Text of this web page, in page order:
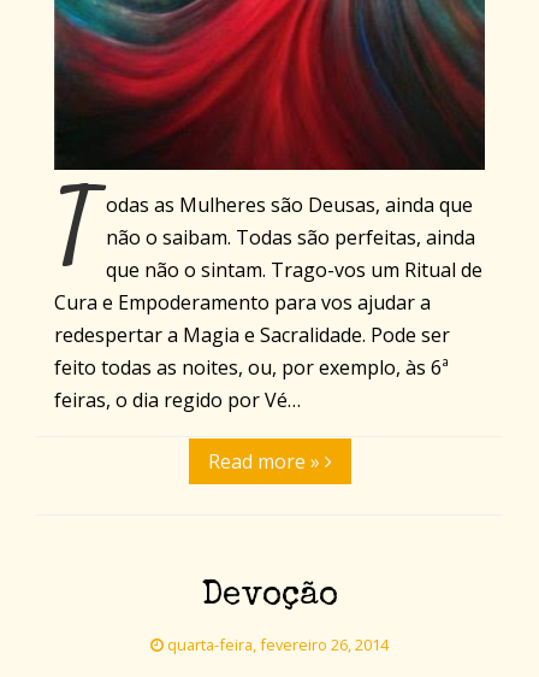
T odas as Mulheres são Deusas, ainda que
não o saibam. Todas são perfeitas, ainda
que não o sintam. Trago-vos um Ritual de
Cura e Empoderamento para vos ajudar a
redespertar a Magia e Sacralidade. Pode ser
feito todas as noites, ou, por exemplo, às 6ª
feiras, o dia regido por Vé…
Read more »
Devoção
quarta-feira, fevereiro 26, 2014